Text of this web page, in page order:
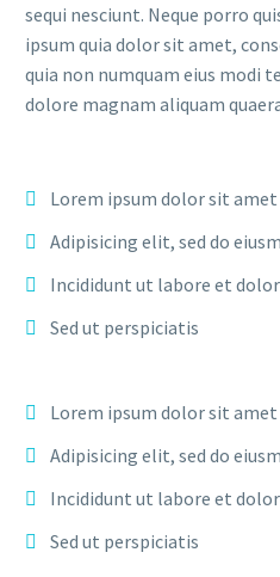
sequi nesciunt. Neque porro
ipsum quia dolor sit amet,
quia non numquam eius modi
dolore magnam aliquam
Lorem ipsum dolor sit amet
Adipisicing elit, sed do
Incididunt ut labore et
Sed ut perspiciatis
Lorem ipsum dolor sit amet
Adipisicing elit, sed do
Incididunt ut labore et
Sed ut perspiciatis